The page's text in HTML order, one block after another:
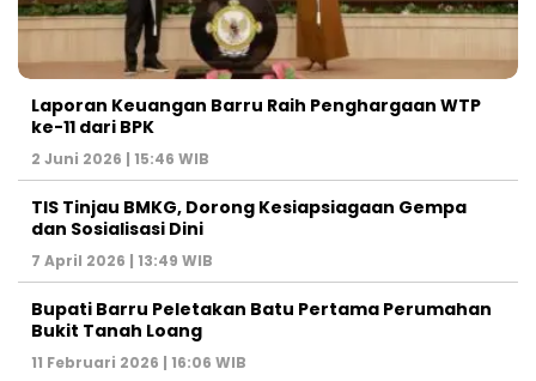
Laporan Keuangan Barru Raih Penghargaan WTP
ke-11 dari BPK
2 Juni 2026 | 15:46 WIB
TIS Tinjau BMKG, Dorong Kesiapsiagaan Gempa
dan Sosialisasi Dini
7 April 2026 | 13:49 WIB
Bupati Barru Peletakan Batu Pertama Perumahan
Bukit Tanah Loang
11 Februari 2026 | 16:06 WIB